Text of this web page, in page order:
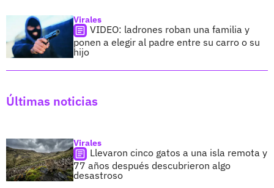
Virales
VIDEO: ladrones roban una familia y
ponen a elegir al padre entre su carro o su
hijo
Últimas noticias
Virales
Llevaron cinco gatos a una isla remota y
77 años después descubrieron algo
desastroso